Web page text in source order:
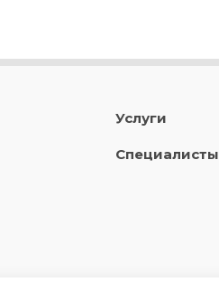
Услуги
Специалисты